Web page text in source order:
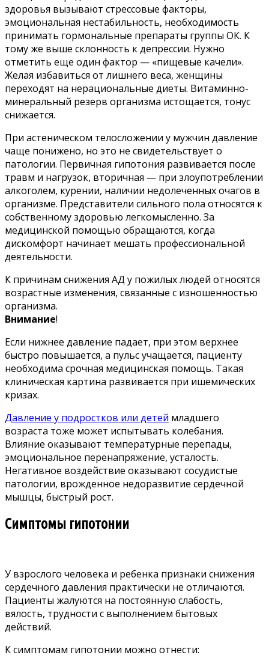
здоровья вызывают стрессовые факторы,
эмоциональная нестабильность, необходимость
принимать гормональные препараты группы ОК. К
тому же выше склонность к депрессии. Нужно
отметить еще один фактор — «пищевые качели».
Желая избавиться от лишнего веса, женщины
переходят на нерациональные диеты. Витаминно-
минеральный резерв организма истощается, тонус
снижается.
При астеническом телосложении у мужчин давление
чаще понижено, но это не свидетельствует о
патологии. Первичная гипотония развивается после
травм и нагрузок, вторичная — при злоупотреблении
алкоголем, курении, наличии недолеченных очагов в
организме. Представители сильного пола относятся к
собственному здоровью легкомысленно. За
медицинской помощью обращаются, когда
дискомфорт начинает мешать профессиональной
деятельности.
К причинам снижения АД у пожилых людей относятся
возрастные изменения, связанные с изношенностью
организма.
Внимание!
Если нижнее давление падает, при этом верхнее
быстро повышается, а пульс учащается, пациенту
необходима срочная медицинская помощь. Такая
клиническая картина развивается при ишемических
кризах.
Давление у подростков или детей младшего
возраста тоже может испытывать колебания.
Влияние оказывают температурные перепады,
эмоциональное перенапряжение, усталость.
Негативное воздействие оказывают сосудистые
патологии, врожденное недоразвитие сердечной
мышцы, быстрый рост.
Симптомы гипотонии
У взрослого человека и ребенка признаки снижения
сердечного давления практически не отличаются.
Пациенты жалуются на постоянную слабость,
вялость, трудности с выполнением бытовых
действий.
К симптомам гипотонии можно отнести: